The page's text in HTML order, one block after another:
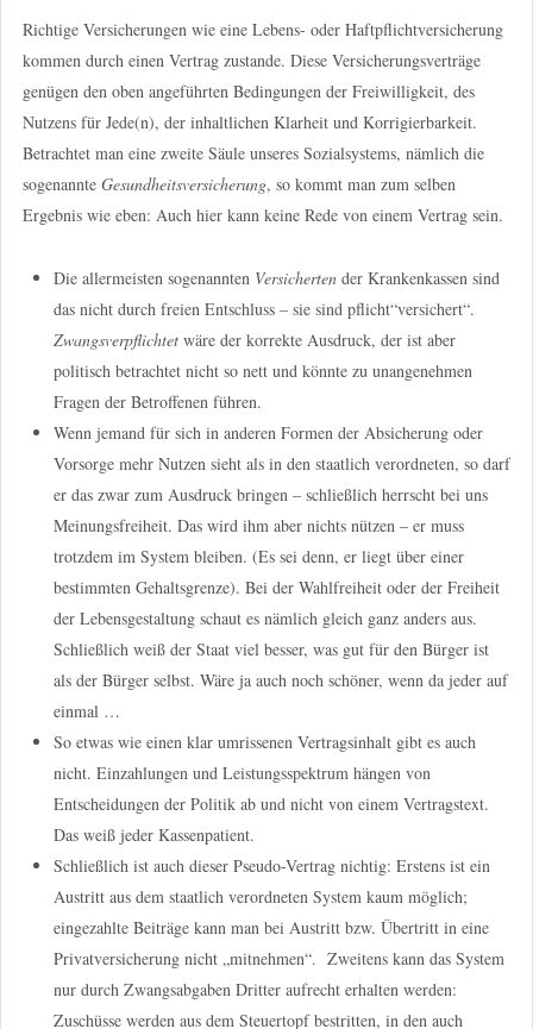
Richtige Versicherungen wie eine Lebens- oder Haftpflichtversicherung
kommen durch einen Vertrag zustande. Diese Versicherungsverträge
genügen den oben angeführten Bedingungen der Freiwilligkeit, des
Nutzens für Jede(n), der inhaltlichen Klarheit und Korrigierbarkeit.
Betrachtet man eine zweite Säule unseres Sozialsystems, nämlich die
sogenannte Gesundheitsversicherung, so kommt man zum selben
Ergebnis wie eben: Auch hier kann keine Rede von einem Vertrag sein.
Die allermeisten sogenannten Versichertender Krankenkassen sind
das nicht durch freien Entschluss – sie sind pflicht“versichert“.
Zwangsverpflichtetwäre der korrekte Ausdruck, der ist aber
politisch betrachtet nicht so nett und könnte zu unangenehmen
Fragen der Betroffenen führen.
Wenn jemand für sich in anderen Formen der Absicherung oder
Vorsorge mehr Nutzen sieht als in den staatlich verordneten, so darf
er das zwar zum Ausdruck bringen – schließlich herrscht bei uns
Meinungsfreiheit. Das wird ihm aber nichts nützen – er muss
trotzdem im System bleiben. (Es sei denn, er liegt über einer
bestimmten Gehaltsgrenze). Bei der Wahlfreiheit oder der Freiheit
der Lebensgestaltung schaut es nämlich gleich ganz anders aus.
Schließlich weiß der Staat viel besser, was gut für den Bürger ist
als der Bürger selbst. Wäre ja auch noch schöner, wenn da jeder auf
einmal …
So etwas wie einen klar umrissenen Vertragsinhalt gibt es auch
nicht. Einzahlungen und Leistungsspektrum hängen von
Entscheidungen der Politik ab und nicht von einem Vertragstext.
Das weiß jeder Kassenpatient.
Schließlich ist auch dieser Pseudo-Vertrag nichtig: Erstens ist ein
Austritt aus dem staatlich verordneten System kaum möglich;
eingezahlte Beiträge kann man bei Austritt bzw. Übertritt in eine
Privatversicherung nicht „mitnehmen“. Zweitens kann das System
nur durch Zwangsabgaben Dritter aufrecht erhalten werden:
Zuschüsse werden aus dem Steuertopf bestritten, in den auch